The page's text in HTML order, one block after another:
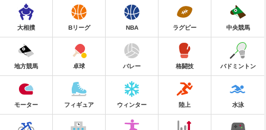
大相撲 Bリーグ NBA ラグビー 中央競馬
地方競馬 卓球 バレー 格闘技 バドミントン
モーター フィギュア ウィンター 陸上 水泳